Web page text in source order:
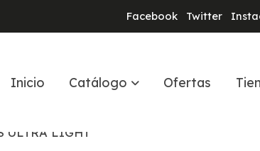
Facebook Twitter
Inicio Catálogo Ofertas
ULTRA LIGHT